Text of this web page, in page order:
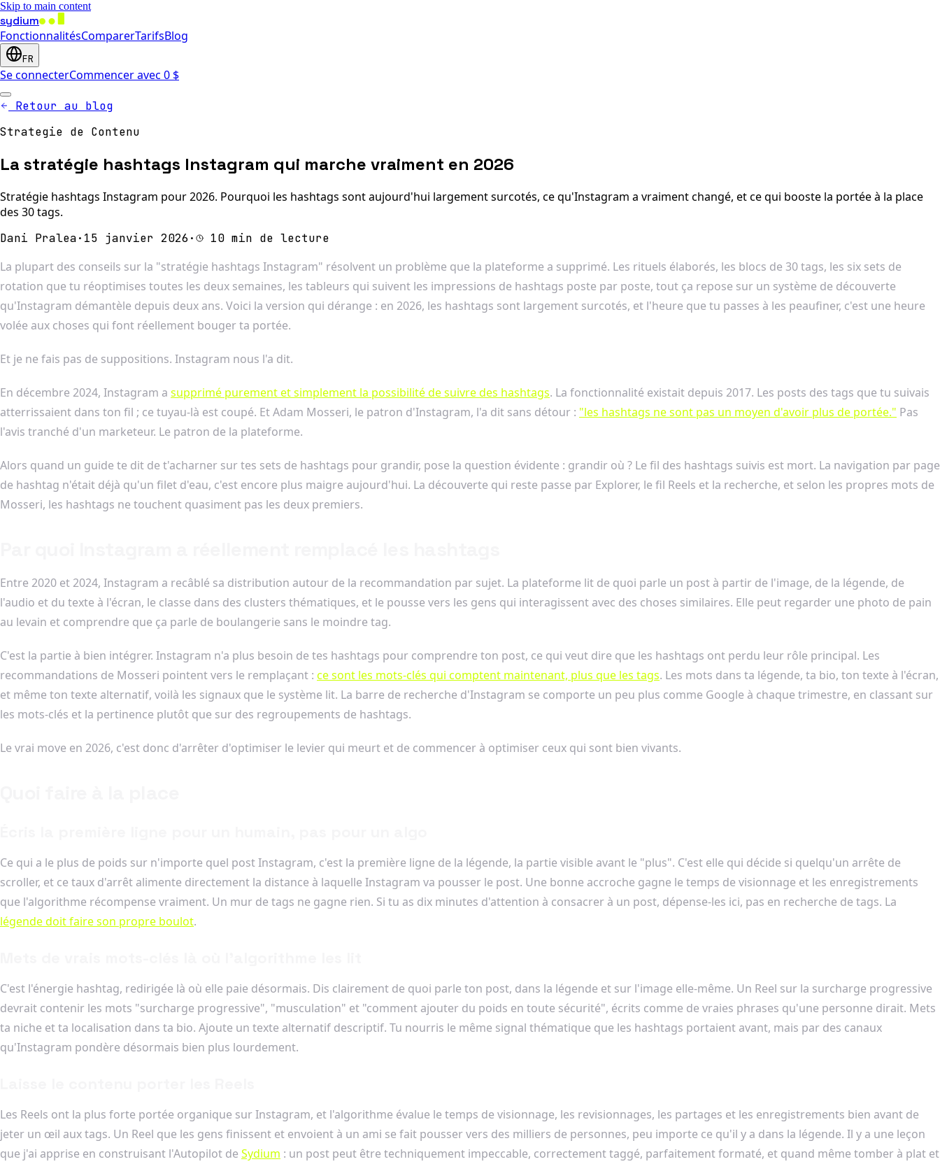
Skip to main content
sydium
FonctionnalitésComparerTarifsBlog
FR
Se connecterCommencer avec 0 $
Retour au blog
Strategie de Contenu
La stratégie hashtags Instagram qui marche vraiment en 2026
Stratégie hashtags Instagram pour 2026. Pourquoi les hashtags sont aujourd'hui largement surcotés, ce qu'Instagram a vraiment changé, et ce qui booste la portée à la place
des 30 tags.
Dani Pralea· 15 janvier 2026· 10 min de lecture
La plupart des conseils sur la "stratégie hashtags Instagram" résolvent un problème que la plateforme a supprimé. Les rituels élaborés, les blocs de 30 tags, les six sets de
rotation que tu réoptimises toutes les deux semaines, les tableurs qui suivent les impressions de hashtags poste par poste, tout ça repose sur un système de découverte
qu'Instagram démantèle depuis deux ans. Voici la version qui dérange : en 2026, les hashtags sont largement surcotés, et l'heure que tu passes à les peaufiner, c'est une heure
volée aux choses qui font réellement bouger ta portée.
Et je ne fais pas de suppositions. Instagram nous l'a dit.
En décembre 2024, Instagram a supprimé purement et simplement la possibilité de suivre des hashtags. La fonctionnalité existait depuis 2017. Les posts des tags que tu suivais
atterrissaient dans ton fil ; ce tuyau-là est coupé. Et Adam Mosseri, le patron d'Instagram, l'a dit sans détour : "les hashtags ne sont pas un moyen d'avoir plus de portée." Pas
l'avis tranché d'un marketeur. Le patron de la plateforme.
Alors quand un guide te dit de t'acharner sur tes sets de hashtags pour grandir, pose la question évidente : grandir où ? Le fil des hashtags suivis est mort. La navigation par page
de hashtag n'était déjà qu'un filet d'eau, c'est encore plus maigre aujourd'hui. La découverte qui reste passe par Explorer, le fil Reels et la recherche, et selon les propres mots de
Mosseri, les hashtags ne touchent quasiment pas les deux premiers.
Entre 2020 et 2024, Instagram a recâblé sa distribution autour de la recommandation par sujet. La plateforme lit de quoi parle un post à partir de l'image, de la légende, de
l'audio et du texte à l'écran, le classe dans des clusters thématiques, et le pousse vers les gens qui interagissent avec des choses similaires. Elle peut regarder une photo de pain
au levain et comprendre que ça parle de boulangerie sans le moindre tag.
C'est la partie à bien intégrer. Instagram n'a plus besoin de tes hashtags pour comprendre ton post, ce qui veut dire que les hashtags ont perdu leur rôle principal. Les
recommandations de Mosseri pointent vers le remplaçant : ce sont les mots-clés qui comptent maintenant, plus que les tags. Les mots dans ta légende, ta bio, ton texte à l'écran,
et même ton texte alternatif, voilà les signaux que le système lit. La barre de recherche d'Instagram se comporte un peu plus comme Google à chaque trimestre, en classant sur
les mots-clés et la pertinence plutôt que sur des regroupements de hashtags.
Le vrai move en 2026, c'est donc d'arrêter d'optimiser le levier qui meurt et de commencer à optimiser ceux qui sont bien vivants.
Ce qui a le plus de poids sur n'importe quel post Instagram, c'est la première ligne de la légende, la partie visible avant le "plus". C'est elle qui décide si quelqu'un arrête de
scroller, et ce taux d'arrêt alimente directement la distance à laquelle Instagram va pousser le post. Une bonne accroche gagne le temps de visionnage et les enregistrements
que l'algorithme récompense vraiment. Un mur de tags ne gagne rien. Si tu as dix minutes d'attention à consacrer à un post, dépense-les ici, pas en recherche de tags. La
légende doit faire son propre boulot.
C'est l'énergie hashtag, redirigée là où elle paie désormais. Dis clairement de quoi parle ton post, dans la légende et sur l'image elle-même. Un Reel sur la surcharge progressive
devrait contenir les mots "surcharge progressive", "musculation" et "comment ajouter du poids en toute sécurité", écrits comme de vraies phrases qu'une personne dirait. Mets
ta niche et ta localisation dans ta bio. Ajoute un texte alternatif descriptif. Tu nourris le même signal thématique que les hashtags portaient avant, mais par des canaux
qu'Instagram pondère désormais bien plus lourdement.
Les Reels ont la plus forte portée organique sur Instagram, et l'algorithme évalue le temps de visionnage, les revisionnages, les partages et les enregistrements bien avant de
jeter un œil aux tags. Un Reel que les gens finissent et envoient à un ami se fait pousser vers des milliers de personnes, peu importe ce qu'il y a dans la légende. Il y a une leçon
que j'ai apprise en construisant l'Autopilot de Sydium : un post peut être techniquement impeccable, correctement taggé, parfaitement formaté, et quand même tomber à plat et